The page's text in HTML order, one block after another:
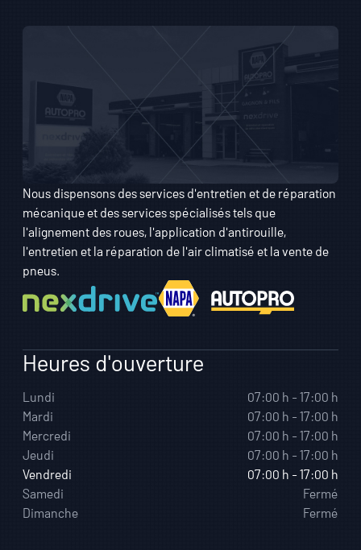
Nous dispensons des services d'entretien et de réparation
mécanique et des services spécialisés tels que
l'alignement des roues, l'application d'antirouille,
l'entretien et la réparation de l'air climatisé et la vente de
pneus.
Heures d'ouverture
Lundi
07:00 h - 17:00 h
Mardi
07:00 h - 17:00 h
Mercredi
07:00 h - 17:00 h
Jeudi
07:00 h - 17:00 h
Vendredi
07:00 h - 17:00 h
Samedi
Fermé
Dimanche
Fermé